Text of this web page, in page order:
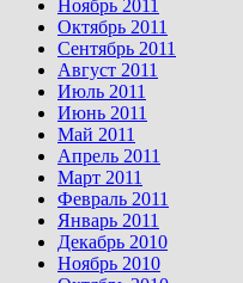
Ноябрь 2011
Октябрь 2011
Сентябрь 2011
Август 2011
Июль 2011
Июнь 2011
Май 2011
Апрель 2011
Март 2011
Февраль 2011
Январь 2011
Декабрь 2010
Ноябрь 2010